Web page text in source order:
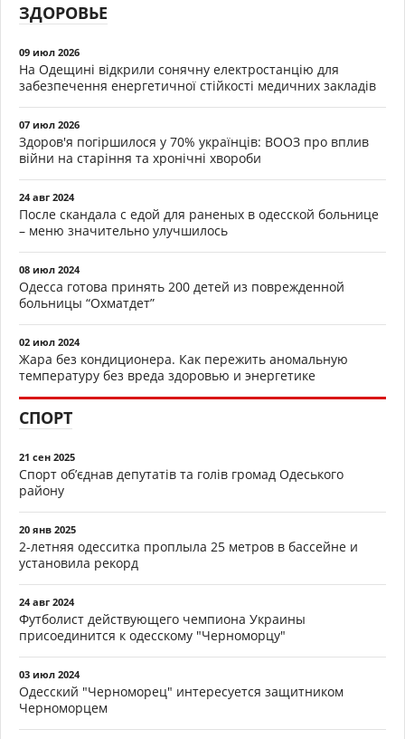
ЗДОРОВЬЕ
09 июл 2026
На Одещині відкрили сонячну електростанцію для
забезпечення енергетичної стійкості медичних закладів
07 июл 2026
Здоров'я погіршилося у 70% українців: ВООЗ про вплив
війни на старіння та хронічні хвороби
24 авг 2024
После скандала с едой для раненых в одесской больнице
– меню значительно улучшилось
08 июл 2024
Одесса готова принять 200 детей из поврежденной
больницы “Охматдет”
02 июл 2024
Жара без кондиционера. Как пережить аномальную
температуру без вреда здоровью и энергетике
СПОРТ
21 сен 2025
Спорт об’єднав депутатів та голів громад Одеського
району
20 янв 2025
2-летняя одесситка проплыла 25 метров в бассейне и
установила рекорд
24 авг 2024
Футболист действующего чемпиона Украины
присоединится к одесскому "Черноморцу"
03 июл 2024
Одесский "Черноморец" интересуется защитником
Черноморцем